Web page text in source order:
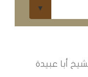
الشيخ أبا عبيدة